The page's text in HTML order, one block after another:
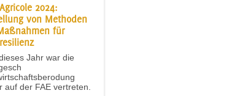
2024:
von Methoden
für
Jahr war die
auf der FAE vertreten.